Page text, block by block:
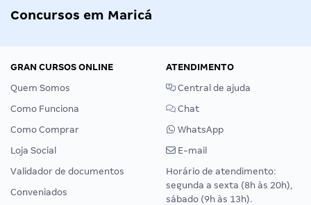
Concursos em Maricá
GRAN CURSOS ONLINE
Quem Somos
Como Funciona
Como Comprar
Loja Social
Validador de documentos
Conveniados
ATENDIMENTO
Central de ajuda
Chat
WhatsApp
E-mail
Horário de atendimento:
segunda a sexta (8h às 20h),
sábado (9h às 13h).